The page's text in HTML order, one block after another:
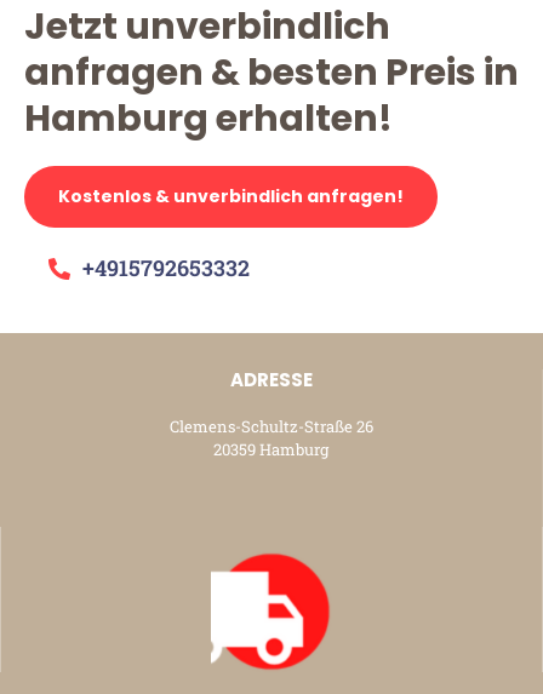
Jetzt unverbindlich
anfragen & besten Preis in
Hamburg erhalten!
Kostenlos & unverbindlich anfragen!
+4915792653332
ADRESSE
Clemens-Schultz-Straße 26
20359 Hamburg